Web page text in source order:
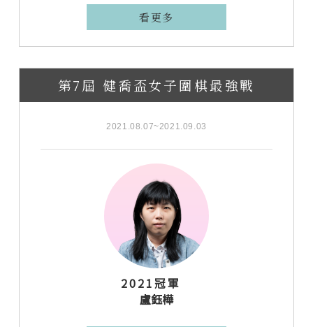
看更多
第7屆 健喬盃女子圍棋最強戰
2021.08.07~2021.09.03
2021冠軍
盧鈺樺